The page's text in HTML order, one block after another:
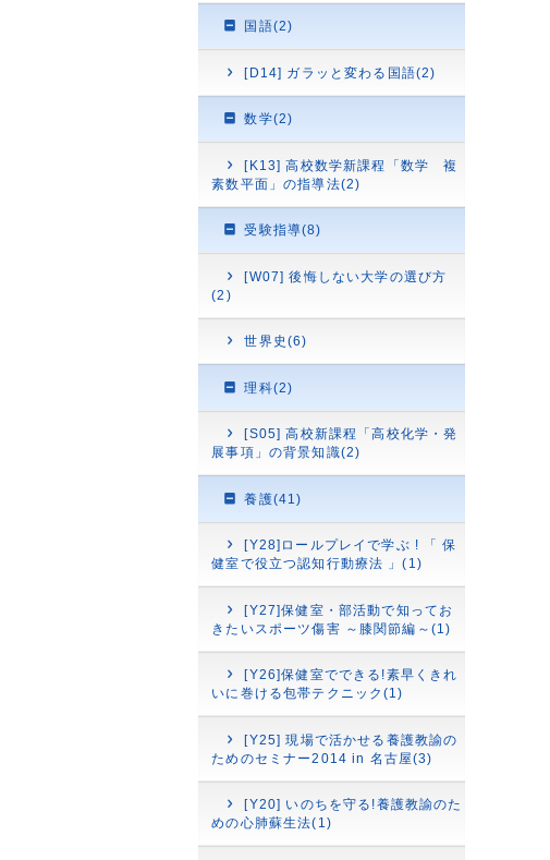
国語(2)
[D14] ガラッと変わる国語(2)
数学(2)
[K13] 高校数学新課程「数学 複
素数平面」の指導法(2)
受験指導(8)
[W07] 後悔しない大学の選び方
(2)
世界史(6)
理科(2)
[S05] 高校新課程「高校化学・発
展事項」の背景知識(2)
養護(41)
[Y28]ロールプレイで学ぶ ! 「 保
健室で役立つ認知行動療法 」(1)
[Y27]保健室・部活動で知ってお
きたいスポーツ傷害 ～膝関節編～(1)
[Y26]保健室でできる!素早くきれ
いに巻ける包帯テクニック(1)
[Y25] 現場で活かせる養護教諭の
ためのセミナー2014 in 名古屋(3)
[Y20] いのちを守る!養護教諭のた
めの心肺蘇生法(1)